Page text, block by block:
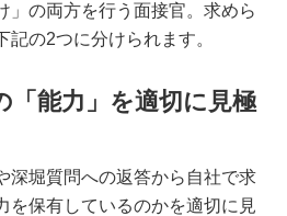
」の両方を行う面接官。求めら
の2つに分けられます。
能力」を適切に見極
深堀質問への返答から自社で求
を保有しているのかを適切に見